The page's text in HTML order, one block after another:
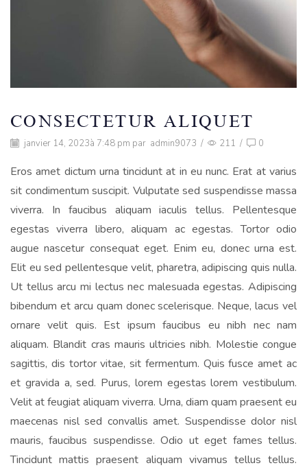
CONSECTETUR ALIQUET
janvier 14, 2023à 7:48 pm par admin9073 / 211 / 0
Eros amet dictum urna tincidunt at in eu nunc. Erat at varius
sit condimentum suscipit. Vulputate sed suspendisse massa
viverra. In faucibus aliquam iaculis tellus. Pellentesque
egestas viverra libero, aliquam ac egestas. Tortor odio
augue nascetur consequat eget. Enim eu, donec urna est.
Elit eu sed pellentesque velit, pharetra, adipiscing quis nulla.
Ut tellus arcu mi lectus nec malesuada egestas. Adipiscing
bibendum et arcu quam donec scelerisque. Neque, lacus vel
ornare velit quis. Est ipsum faucibus eu nibh nec nam
aliquam. Blandit cras mauris ultricies nibh. Molestie congue
sagittis, dis tortor vitae, sit fermentum. Quis fusce amet ac
et gravida a, sed. Purus, lorem egestas lorem vestibulum.
Velit at feugiat aliquam viverra. Urna, diam quam praesent eu
maecenas nisl sed convallis amet. Suspendisse dolor nisl
mauris, faucibus suspendisse. Odio ut eget fames tellus.
Tincidunt mattis praesent aliquam vivamus tellus tellus.